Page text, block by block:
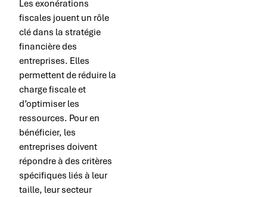
Les exonérations
fiscales jouent un rôle
clé dans la stratégie
financière des
entreprises. Elles
permettent de réduire la
charge fiscale et
d’optimiser les
ressources. Pour en
bénéficier, les
entreprises doivent
répondre à des critères
spécifiques liés à leur
taille, leur secteur